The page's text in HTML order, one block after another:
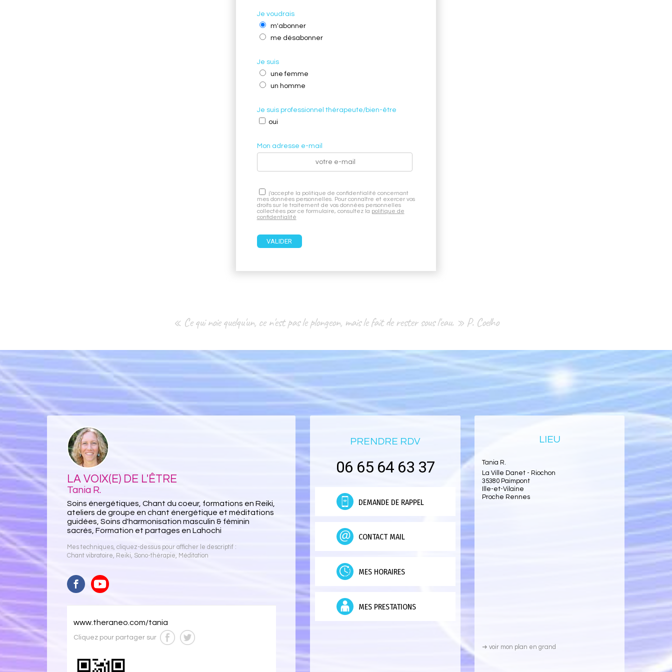
Je voudrais
m'abonner
me désabonner
Je suis
une femme
un homme
Je suis professionnel thérapeute/bien-être
oui
Mon adresse e-mail
j'accepte la politique de confidentialité concernant
mes données personnelles. Pour connaître et exercer vos
droits sur le traitement de vos données personnelles
collectées par ce formulaire, consultez la politique de
confidentialité
« Ce qui noie quelqu'un, ce n'est pas le plongeon, mais le fait de rester sous l'eau. » P. Coelho
LA VOIX(E) DE L'ÊTRE
Tania R.
Soins énergétiques, Chant du coeur, formations en Reiki,
ateliers de groupe en chant énergétique et méditations
guidées, Soins d'harmonisation masculin & féminin
sacrés, Formation et partages en Lahochi
Mes techniques, cliquez-dessus pour afficher le descriptif :
Chant vibratoire
Reiki Sono-thérapie Méditation
www.theraneo.com/tania
Cliquez pour partager sur
PRENDRE RDV
06 65 64 63 37
DEMANDE DE RAPPEL
CONTACT MAIL
MES HORAIRES
MES PRESTATIONS
LIEU
Tania R.
La Ville Danet - Riochon
35380 Paimpont
Ille-et-Vilaine
Proche Rennes
➜ voir mon plan en grand